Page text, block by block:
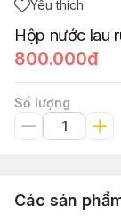
Yêu thích
Hộp nước lau
800.000đ
Số lượng
Các sản